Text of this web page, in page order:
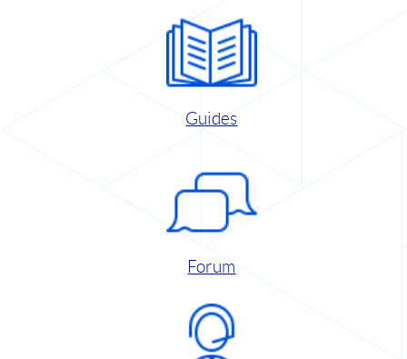
Guides
Forum